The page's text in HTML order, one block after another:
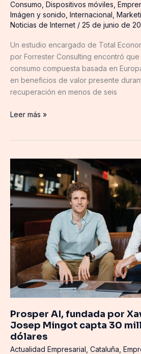
Consumo Dispositivos móviles
Imágen y sonido Internacional
Noticias de Internet / 25 de junio de
Un estudio encargado de Total
por Forrester Consulting encontró que
consumo compuesta basada en
en beneficios de valor presente
recuperación en menos de seis
con
un
del
127%
Leer más »
Prosper AI, fundada por
Josep Mingot capta 30
dólares
Actualidad Empresarial Cataluña
AI,
fundada
por
Xavier
Gracia
y
Mingot
capta
de
dólares